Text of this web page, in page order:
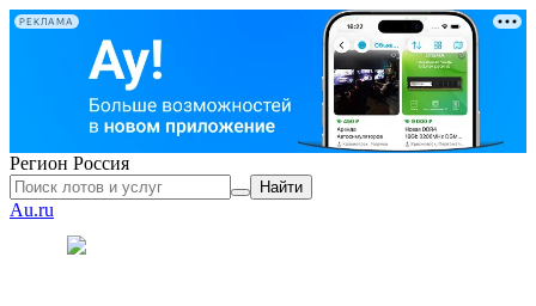
РЕКЛАМА
Регион Россия
Найти
Au.ru